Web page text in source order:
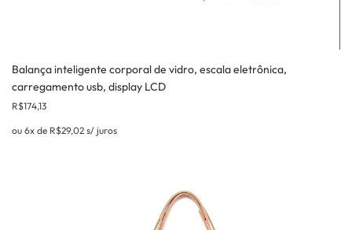
Balança inteligente corporal de vidro, escala eletrônica,
carregamento usb, display LCD
R$174,13
ou 6x de R$29,02 s/ juros